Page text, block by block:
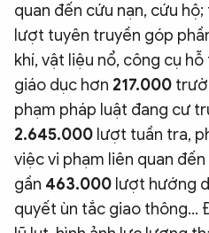
quan đến cứu nạn, cứu
lượt tuyên truyền góp
khí, vật liệu nổ, công cụ
giáo dục hơn 217.000
phạm pháp luật đang cư
2.645.000 lượt tuần tra,
việc vi phạm liên quan
gần 463.000 lượt hướng
quyết ùn tắc giao thông...